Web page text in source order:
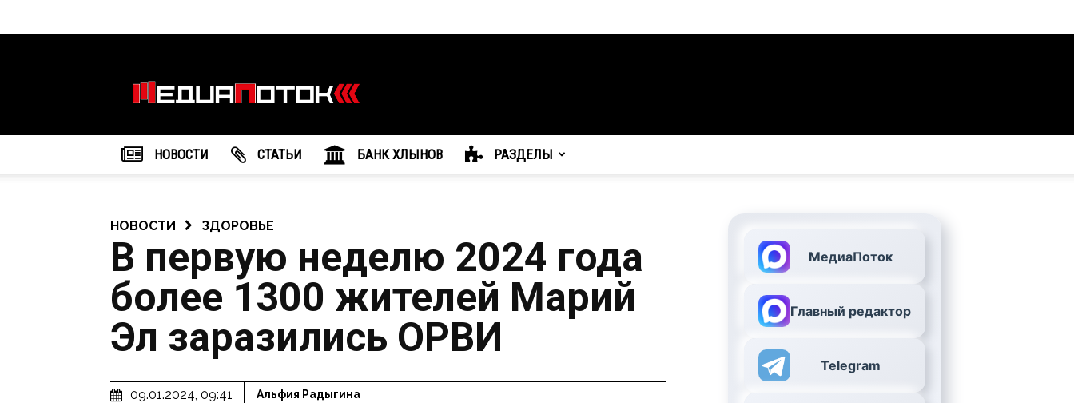
агентство
"МедиаПоток"
НОВОСТИ CТАТЬИ БАНК ХЛЫНОВ РАЗДЕЛЫ
НОВОСТИ ЗДОРОВЬЕ
В первую неделю 2024 года
более 1300 жителей Марий
Эл заразились ОРВИ
09.01.2024, 09:41 Альфия Радыгина
МедиаПоток
Главный редактор
Telegram